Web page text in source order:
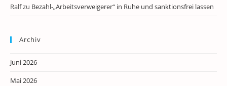
Ralfzu Bezahl-„Arbeitsverweigerer“ in Ruhe und sanktionsfrei lassen
Archiv
Juni 2026
Mai 2026